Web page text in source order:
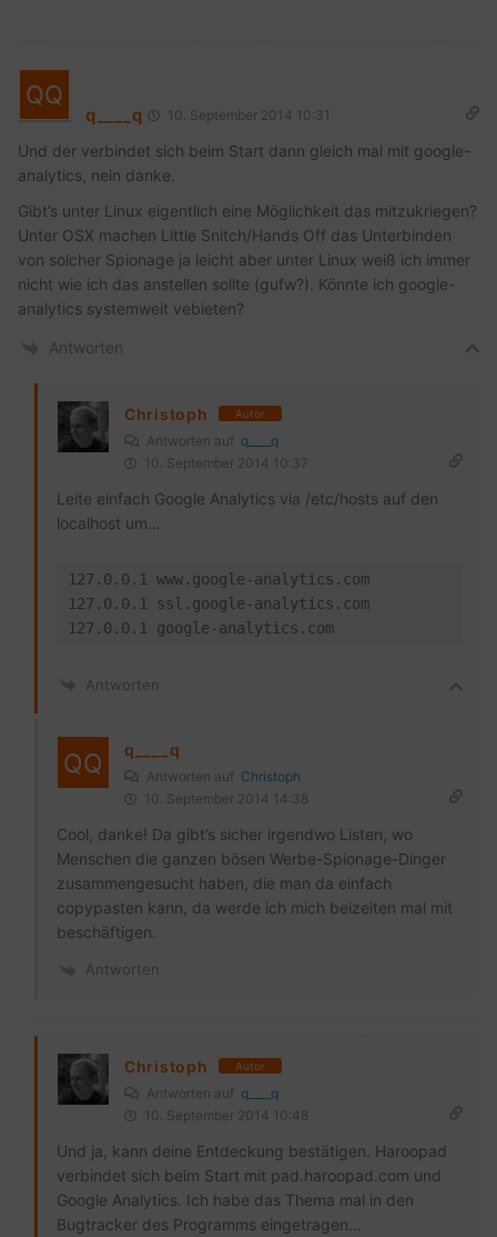
q____q 10. September 2014 10:31
Und der verbindet sich beim Start dann gleich mal mit google-
analytics, nein danke.
Gibt’s unter Linux eigentlich eine Möglichkeit das mitzukriegen?
Unter OSX machen Little Snitch/Hands Off das Unterbinden
von solcher Spionage ja leicht aber unter Linux weiß ich immer
nicht wie ich das anstellen sollte (gufw?). Könnte ich google-
analytics systemweit vebieten?
Antworten
Christoph Autor
Antworten auf q____q
10. September 2014 10:37
Leite einfach Google Analytics via /etc/hosts auf den
localhost um…
127.0.0.1 www.google-analytics.com
127.0.0.1 ssl.google-analytics.com
127.0.0.1 google-analytics.com
Antworten
q____q
Antworten auf Christoph
10. September 2014 14:38
Cool, danke! Da gibt’s sicher irgendwo Listen, wo
Menschen die ganzen bösen Werbe-Spionage-Dinger
zusammengesucht haben, die man da einfach
copypasten kann, da werde ich mich beizeiten mal mit
beschäftigen.
Antworten
Christoph Autor
Antworten auf q____q
10. September 2014 10:48
Und ja, kann deine Entdeckung bestätigen. Haroopad
verbindet sich beim Start mit pad.haroopad.com und
Google Analytics. Ich habe das Thema mal in den
Bugtracker des Programms eingetragen…